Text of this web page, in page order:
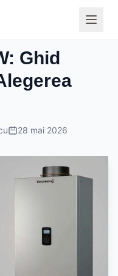
Ghid
28 mai 2026